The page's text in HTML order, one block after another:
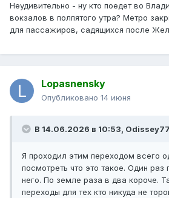
Неудивительно - ну кто поедет во
вокзалов в полпятого утра? Метро
для пассажиров, садящихся после
Lopasnensky
Опубликовано 14 июня
В 14.06.2026 в 10:53, Odissey77
Я проходил этим переходом всего
посмотреть что это такое. Один
него. По земле раза в два короче.
переходы для тех кто никуда не